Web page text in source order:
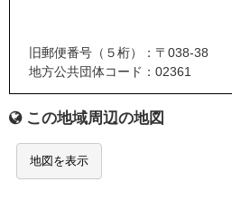
旧郵便番号（５桁）：〒038-38
地方公共団体コード：02361
この地域周辺の地図
地図を表示